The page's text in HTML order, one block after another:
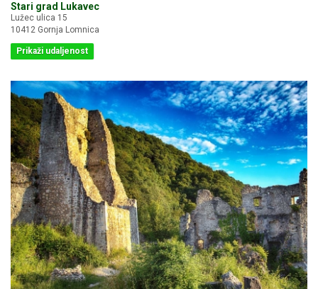
Stari grad Lukavec
Lužec ulica 15
10412 Gornja Lomnica
Prikaži udaljenost